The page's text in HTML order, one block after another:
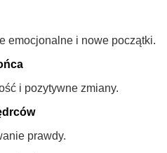
emocjonalne i nowe początki.
i pozytywne zmiany.
prawdy.